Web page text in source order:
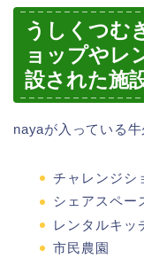
うしくつむ
ョップやレ
設された施
nayaが入っている
チャレンジシ
シェアスペー
レンタルキッ
市民農園